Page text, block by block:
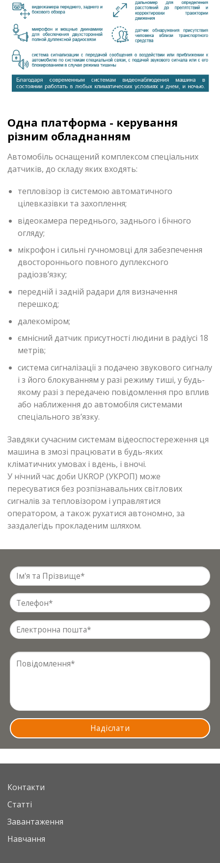
Одна платформа - керування
різним обладнанням
Автомобіль оснащений комплексом спеціальних
датчиків, до складу яких входять:
тепловізор із системою автоматичного
цілевказівки та захоплення;
відеокамера переднього, заднього і бічного
огляду;
мікрофон і сильні гучномовці для забезпечення
двостороннього повного дуплексного
радіозв’язку;
передній і задній радари для визначення
перешкод;
далекоміром;
ємнісний датчик присутності людини в радіусі 18
метрів;
система сигналізації з подачею звукового сигналу
і з його блокуванням у разі режиму тиші, у будь-
якому разі з передачею повідомлення про вплив
або наближення до автомобіля системами
спеціального зв’язку.
Завдяки сучасним системам відеоспостереження ця
машина в змозі працювати в будь-яких
кліматичних умовах і вдень, і вночі.
У нічний час доби UKROP (УКРОП) може
пересуватися без розпізнавальних світлових
сигналів за тепловізором і управлятися
оператором, а також рухатися автономно, за
заздалегідь прокладеним шляхом.
Контакти
Статті
Завантаження
Навчання